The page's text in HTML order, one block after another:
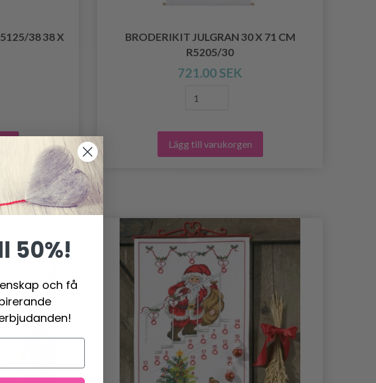
38 38 X
BRODERIKIT JULGRAN 30 X 71 CM
R5205/30
721.00 SEK
Lägg till varukorgen
50%!
och få